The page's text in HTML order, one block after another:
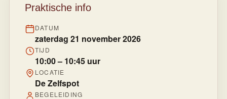
Praktische info
DATUM
zaterdag 21 november 2026
TIJD
10:00 – 10:45 uur
LOCATIE
De Zelfspot
BEGELEIDING